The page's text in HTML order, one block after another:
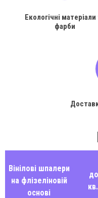
Екологічні матеріали
фарби
Вінілові шпалери
на флізеліновій
основі